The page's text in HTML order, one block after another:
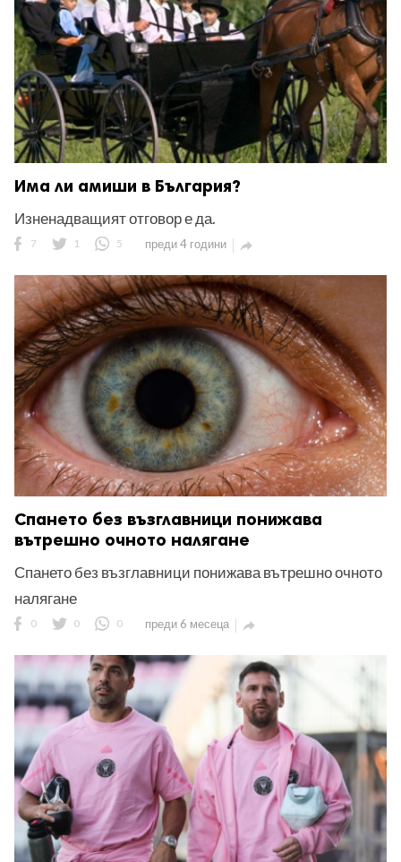
Има ли амиши в България?
Изненадващият отговор е да.
7 1 5 преди 4 години 
Спането без възглавници понижава
вътрешно очното налягане
Спането без възглавници понижава вътрешно очното
налягане
0 0 0 преди 6 месеца 